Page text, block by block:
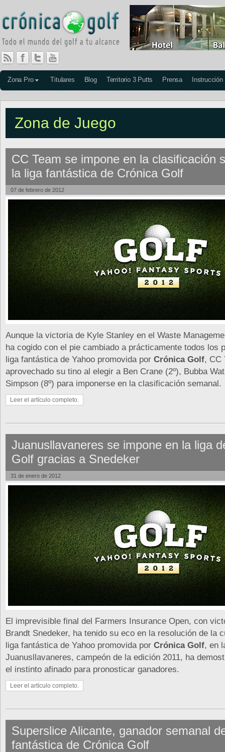
Zona Pro Titulares Blog Territorio 3 Putts Prensa Instrucción
Zona de Juego
CC Team se impone en la clasificación
la liga fantástica de Crónica Golf
07 de febrero de 2012
Aunque la victoria de Kyle Stanley en el Waste
ha cogido con el pie cambiado a prácticamente todos los
liga fantástica de Yahoo promovida por Crónica Golf, CC
aprovechado su tino al elegir a Ben Crane (2º), Bubba
Simpson (8º) para imponerse en la clasificación semanal.
Leer el artículo completo.
Juanusllavaneres se impone en la liga
Golf gracias a Snedeker
31 de enero de 2012
El imprevisible final del Farmers Insurance Open, con
Brandt Snedeker, ha tenido su eco en la resolución de la
liga fantástica de Yahoo promovida por Crónica Golf, en
Juanusllavaneres, campeón de la edición 2011, ha
el instinto afinado para pronosticar ganadores.
Leer el artículo completo.
Superslice Alicante, ganador semanal
fantástica de Crónica Golf